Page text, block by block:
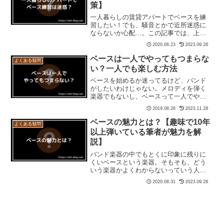
策】
一人暮らしの賃貸アパートでベースを練
習したい！でも、騒音とかで近所迷惑に
ならないか心配…。この記事では、上記
の疑問を解決していきます！本記事の内
容一人暮らしの賃貸アパートでのベース
練習は近所迷惑？賃貸アパートでベース
練習するときに気をつける...
2020.06.23 2023.09.28
よくある疑問
ベースは一人でやってもつまらな
い？一人でも楽しむ方法
ベースを始めるか迷ってるけど、バンド
がしたいわけじゃない。メロディを弾く
楽器でもないし、ベースって一人でやっ
てもつまらない？こんな疑問をお持ちの
方、意外と多いのではないでしょうか。
これからベースを始めようと思っている
人に、私は全身全霊の力を...
2019.08.26 2023.11.28
よくある疑問
ベースの魅力とは？【趣味で10年
以上弾いている筆者が魅力を解
説】
バンド楽器の中でもとくに印象に残りに
くいベースという楽器。そもそも、どう
いう楽器かよくわからないっていう人も
多いみたいですね。また、ギターやドラ
ムのような目立つ楽器ではないので、ど
2020.08.31 2023.09.28